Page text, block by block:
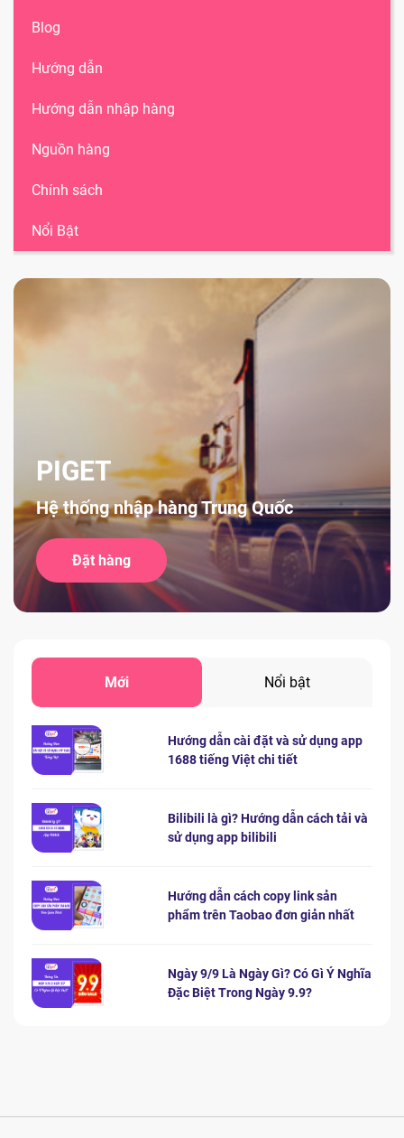
Blog
Hướng dẫn
Hướng dẫn nhập hàng
Nguồn hàng
Chính sách
Nổi Bật
PIGET
Hệ thống nhập hàng Trung Quốc
Đặt hàng
Mới Nổi bật
Hướng dẫn cài đặt và sử dụng app
1688 tiếng Việt chi tiết
Bilibili là gì? Hướng dẫn cách tải và
sử dụng app bilibili
Hướng dẫn cách copy link sản
phẩm trên Taobao đơn giản nhất
Ngày 9/9 Là Ngày Gì? Có Gì Ý Nghĩa
Đặc Biệt Trong Ngày 9.9?